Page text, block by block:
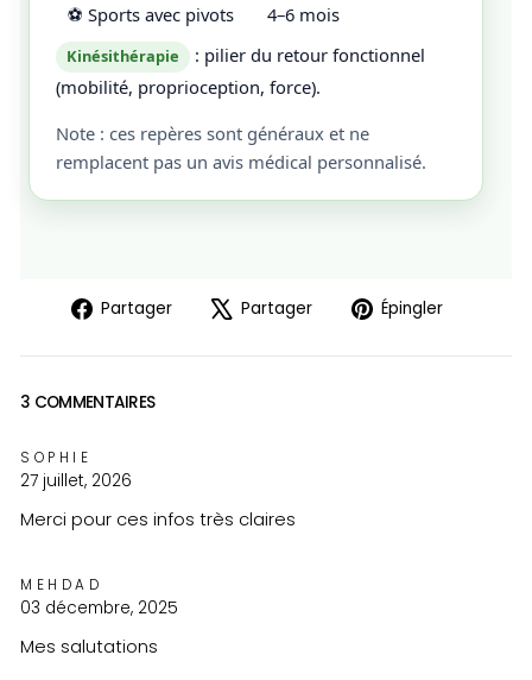
⚽ Sports avec pivots 4–6 mois
Kinésithérapie
: pilier du retour fonctionnel
(mobilité, proprioception, force).
Note : ces repères sont généraux et ne
remplacent pas un avis médical personnalisé.
Partager
Partager
Facebook
Partager
Tweeter
X
Épingler
3 COMMENTAIRES
SOPHIE
27 juillet, 2026
Merci pour ces infos très claires
MEHDAD
03 décembre, 2025
Mes salutations